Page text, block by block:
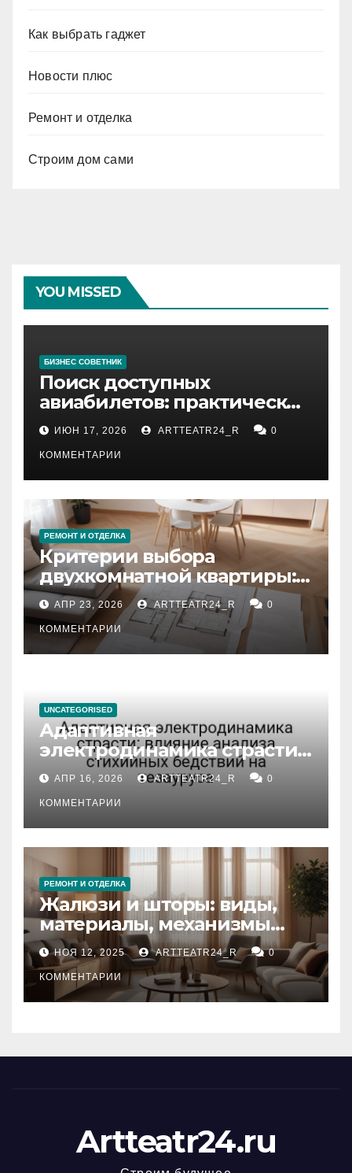
Как выбрать гаджет
Новости плюс
Ремонт и отделка
Строим дом сами
YOU MISSED
БИЗНЕС СОВЕТНИК
Поиск доступных
авиабилетов: практические
рекомендации
ИЮН 17, 2026 ARTTEATR24_R 0
КОММЕНТАРИИ
РЕМОНТ И ОТДЕЛКА
Критерии выбора
двухкомнатной квартиры:
планировка, площадь,
состояние и документация
АПР 23, 2026 ARTTEATR24_R 0
КОММЕНТАРИИ
UNCATEGORISED
Адаптивная
электродинамика страсти:
влияние анализа
стихийных бедствий на
тезауруса
АПР 16, 2026 ARTTEATR24_R 0
КОММЕНТАРИИ
РЕМОНТ И ОТДЕЛКА
Жалюзи и шторы: виды,
материалы, механизмы
управления и уход
НОЯ 12, 2025 ARTTEATR24_R 0
КОММЕНТАРИИ
Artteatr24.ru